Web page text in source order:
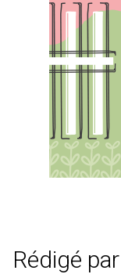
Rédigé